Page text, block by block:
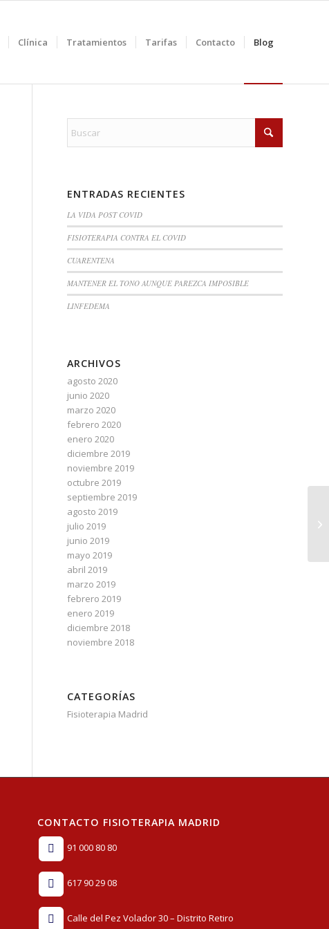
Clínica Tratamientos Tarifas Contacto Blog
ENTRADAS RECIENTES
LA VIDA POST COVID
FISIOTERAPIA CONTRA EL COVID
CUARENTENA
MANTENER EL TONO AUNQUE PAREZCA IMPOSIBLE
LINFEDEMA
ARCHIVOS
agosto 2020
junio 2020
marzo 2020
febrero 2020
enero 2020
diciembre 2019
noviembre 2019
octubre 2019
septiembre 2019
agosto 2019
julio 2019
junio 2019
mayo 2019
abril 2019
marzo 2019
febrero 2019
enero 2019
diciembre 2018
noviembre 2018
CATEGORÍAS
Fisioterapia Madrid
CONTACTO FISIOTERAPIA MADRID
91 000 80 80
617 90 29 08
Calle del Pez Volador 30 – Distrito Retiro